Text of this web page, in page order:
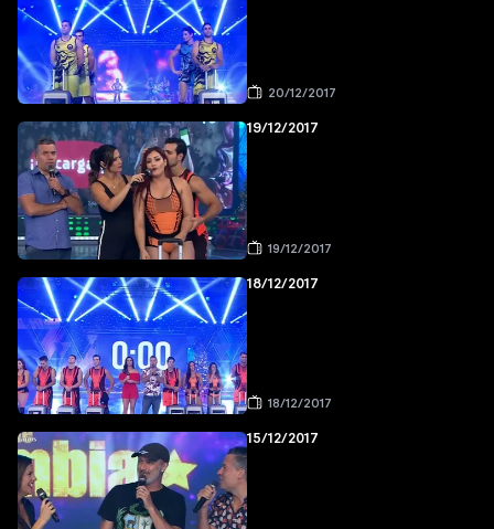
20/12/2017
19/12/2017
19/12/2017
18/12/2017
18/12/2017
15/12/2017